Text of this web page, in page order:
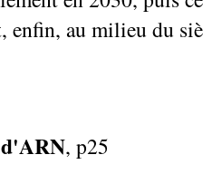
enfin, au milieu du
, p25